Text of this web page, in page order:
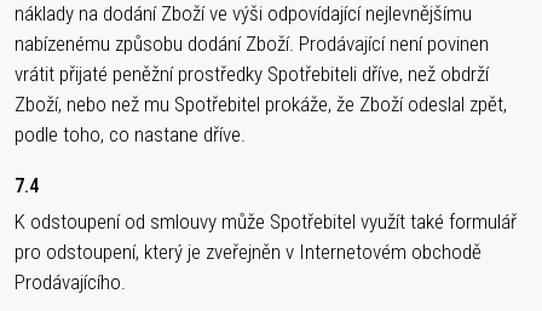
náklady na dodání Zboží ve výši odpovídající nejlevnějšímu
nabízenému způsobu dodání Zboží. Prodávající není povinen
vrátit přijaté peněžní prostředky Spotřebiteli dříve, než obdrží
Zboží, nebo než mu Spotřebitel prokáže, že Zboží odeslal zpět,
podle toho, co nastane dříve.
7.4
K odstoupení od smlouvy může Spotřebitel využít také formulář
pro odstoupení, který je zveřejněn v Internetovém obchodě
Prodávajícího.